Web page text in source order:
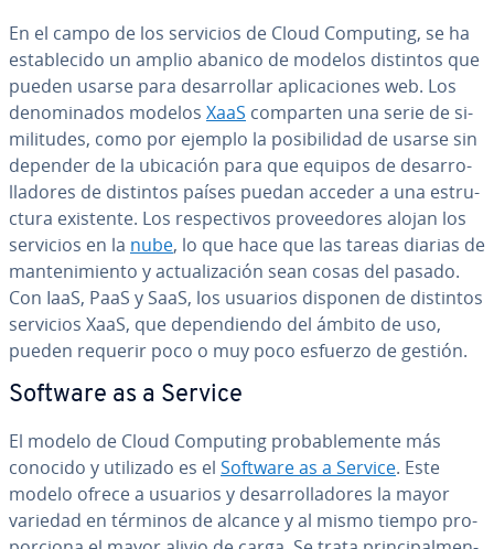
En el campo de los servicios de Cloud Computing, se ha
es­ta­ble­ci­do un amplio abanico de modelos distintos que
pueden usarse para de­sa­rro­llar apli­ca­cio­nes web. Los
de­no­mi­na­dos modelos XaaS comparten una serie de si­
mi­li­tu­des, como por ejemplo la po­si­bi­li­dad de usarse sin
depender de la ubicación para que equipos de de­sa­rro­
lla­do­res de distintos países puedan acceder a una es­tru­
c­tu­ra existente. Los re­s­pe­c­ti­vos pro­vee­do­res alojan los
servicios en la nube, lo que hace que las tareas diarias de
ma­n­te­ni­mie­n­to y ac­tua­li­za­ción sean cosas del pasado.
Con IaaS, PaaS y SaaS, los usuarios disponen de distintos
servicios XaaS, que de­pe­n­die­n­do del ámbito de uso,
pueden requerir poco o muy poco esfuerzo de gestión.
Software as a Service
El modelo de Cloud Computing pro­ba­ble­me­n­te más
conocido y utilizado es el Software as a Service. Este
modelo ofrece a usuarios y de­sa­rro­lla­do­res la mayor
variedad en términos de alcance y al mismo tiempo pro­